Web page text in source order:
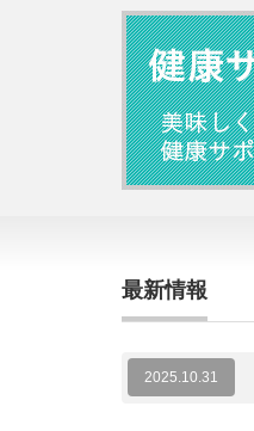
最新情報
2025.10.31